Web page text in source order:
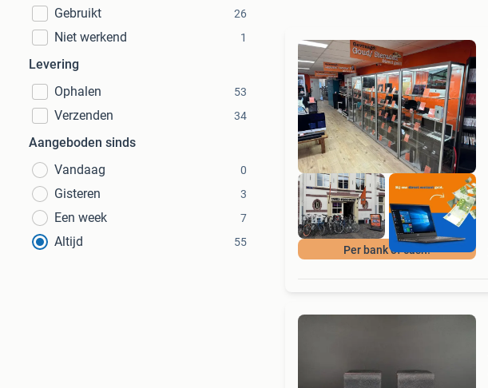
Gebruikt 26
Niet werkend 1
Levering
Ophalen
53
Verzenden 34
Aangeboden sinds
Vandaag
0
Gisteren 3
Een week 7
Altijd 55
Per bank of cash!